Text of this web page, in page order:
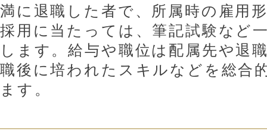
満に退職した者で、所属時の雇用
採用に当たっては、筆記試験など
します。給与や職位は配属先や退
職後に培われたスキルなどを総合
ます。